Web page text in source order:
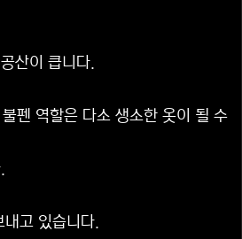
산이 큽니다.
펜 역할은 다소 생소한 옷이 될 수
고 있습니다.